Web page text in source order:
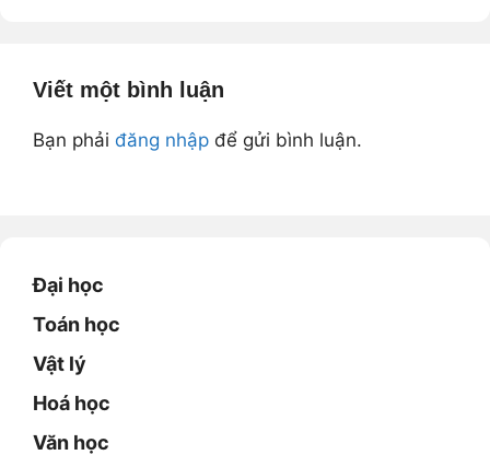
Viết một bình luận
Bạn phải đăng nhập để gửi bình luận.
Đại học
Toán học
Vật lý
Hoá học
Văn học